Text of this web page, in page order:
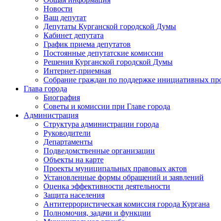
Новости
Ваш депутат
Депутаты Курганской городской Думы
Кабинет депутата
График приема депутатов
Постоянные депутатские комиссии
Решения Курганской городской Думы
Интернет-приемная
Собрание граждан по поддержке инициативных
Глава города
Биография
Советы и комиссии при Главе города
Администрация
Структура администрации города
Руководители
Департаменты
Подведомственные организации
Объекты на карте
Проекты муниципальных правовых актов
Установленные формы обращений и заявлений
Оценка эффективности деятельности
Защита населения
Антитеррористическая комиссия города Кургана
Полномочия, задачи и функции